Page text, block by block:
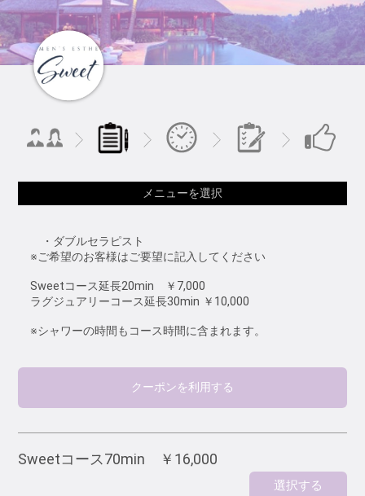
メニューを選択
・ダブルセラピスト
※ご希望のお客様はご要望に記入してください
Sweetコース延長20min ￥7,000
ラグジュアリーコース延長30min ￥10,000
※シャワーの時間もコース時間に含まれます。
クーポンを利用する
Sweetコース70min ￥16,000
選択する